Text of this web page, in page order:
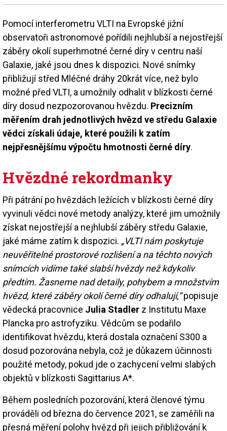
Pomocí interferometru VLTI na Evropské jižní
observatoři astronomové pořídili nejhlubší a nejostřejší
záběry okolí superhmotné černé díry v centru naší
Galaxie, jaké jsou dnes k dispozici. Nové snímky
přibližují střed Mléčné dráhy 20krát více, než bylo
možné před VLTI, a umožnily odhalit v blízkosti černé
díry dosud nezpozorovanou hvězdu. Precizním
měřením drah jednotlivých hvězd ve středu Galaxie
vědci získali údaje, které použili k zatím
nejpřesnějšímu výpočtu hmotnosti černé díry.
Hvězdné rekordmanky
Při pátrání po hvězdách ležících v blízkosti černé díry
vyvinuli vědci nové metody analýzy, které jim umožnily
získat nejostřejší a nejhlubší záběry středu Galaxie,
jaké máme zatím k dispozici. „VLTI nám poskytuje
neuvěřitelné prostorové rozlišení a na těchto nových
snímcích vidíme také slabší hvězdy než kdykoliv
předtím. Žasneme nad detaily, pohybem a množstvím
hvězd, které záběry okolí černé díry odhalují,“popisuje
vědecká pracovnice Julia Stadler z Institutu Maxe
Plancka pro astrofyziku. Vědcům se podařilo
identifikovat hvězdu, která dostala označení S300 a
dosud pozorována nebyla, což je důkazem účinnosti
použité metody, pokud jde o zachycení velmi slabých
objektů v blízkosti Sagittarius A*.
Během posledních pozorování, která členové týmu
prováděli od března do července 2021, se zaměřili na
přesná měření polohy hvězd při jejich přibližování k